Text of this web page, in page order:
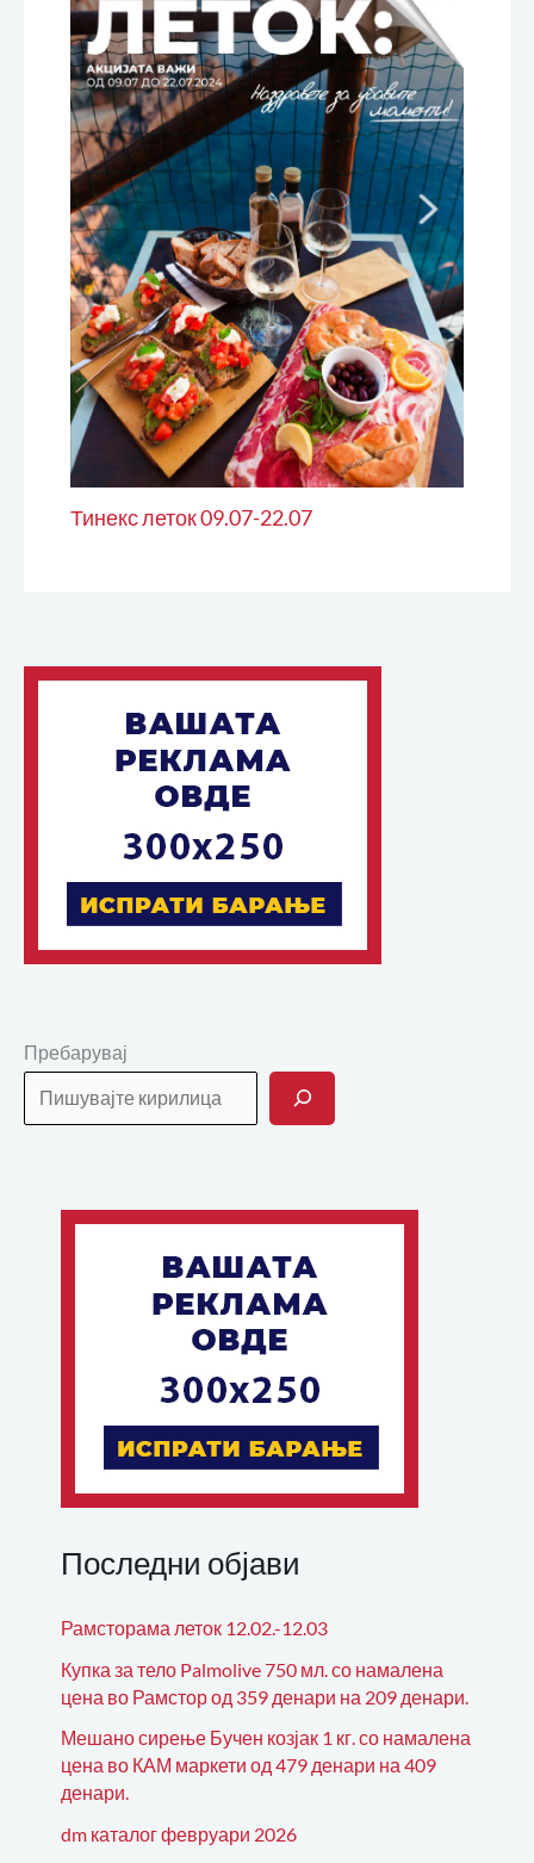
Тинекс леток 09.07-22.07
Пребарувај
Последни објави
Рамсторама леток 12.02.-12.03
Купка за тело Palmolive 750 мл. со намалена
цена во Рамстор од 359 денари на 209 денари.
Мешано сирење Бучен козјак 1 кг. со намалена
цена во КАМ маркети од 479 денари на 409
денари.
dm каталог февруари 2026